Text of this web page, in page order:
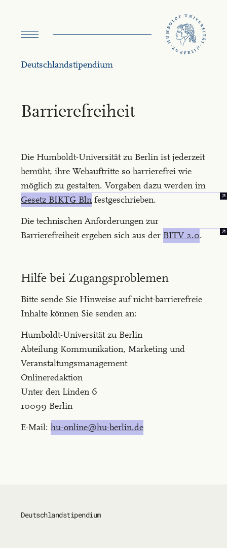
Menü
Deutschland­stipendium
Bar­rie­re­frei­heit
Die Humboldt-Universität zu Berlin ist jederzeit
bemüht, ihre Webauftritte so barrierefrei wie
möglich zu gestalten. Vorgaben dazu werden im
Gesetz BIKTG Bln festgeschrieben.
Die technischen Anforderungen zur
Barrierefreiheit ergeben sich aus der BITV 2.0.
Hilfe bei Zugangsproblemen
Bitte sende Sie Hinweise auf nicht-barrierefreie
Inhalte können Sie senden an:
Humboldt-Universität zu Berlin
Abteilung Kommunikation, Marketing und
Veranstaltungsmanagement
Onlineredaktion
Unter den Linden 6
10099 Berlin
E-Mail:hu-online@hu-berlin.de
Deutschland­stipendium